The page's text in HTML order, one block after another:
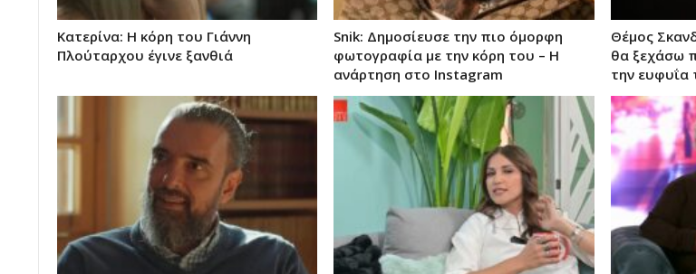
Κατερίνα: Η κόρη του Γιάννη
Πλούταρχου έγινε ξανθιά
Snik: Δημοσίευσε την πιο όμορφη
φωτογραφία με την κόρη του – Η
ανάρτηση στο Instagram
Θέμος
θα ξεχάσω
την ευφυΐα